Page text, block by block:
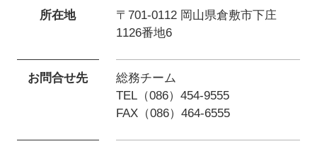
所在地
〒701-0112 岡山県倉敷市下庄
1126番地6
お問合せ先
総務チーム
TEL（086）454-9555
FAX（086）464-6555